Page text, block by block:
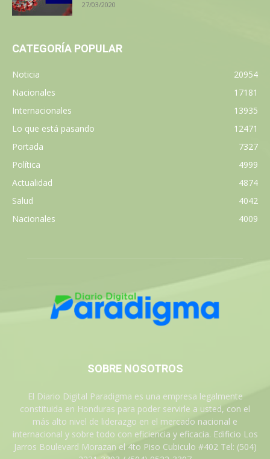
27/03/2020
CATEGORÍA POPULAR
Noticia
20954
Nacionales
17181
Internacionales
13935
Lo que está pasando
12471
Portada
7327
Política
4999
Actualidad
4874
Salud
4042
Nacionales
4009
SOBRE NOSOTROS
El Diario Digital Paradigma es una empresa legalmente
constituida en Honduras para poder servirle a usted, con el
más alto nivel de liderazgo en el mercado nacional e
internacional y sobre todo con eficiencia y eficacia. Edificio Los
Jarros Boulevard Morazan el 4to Piso Cubiculo #402 Tel: (504)